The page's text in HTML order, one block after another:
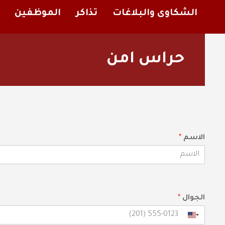
الشكاوى والبلاغات تذاكر الموظفين
حراس امن
الاسم *
tالجوال *